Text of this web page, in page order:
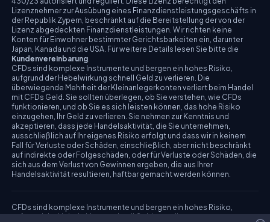
Lizenznehmer zur Ausübung eines Finanzdienstleistungsgeschäfts in
der Republik Zypern, beschränkt auf die Bereitstellung der von der
Lizenz abgedeckten Finanzdienstleistungen. Wir richten keine
Konten für Einwohner bestimmter Gerichtsbarkeiten ein, darunter
Japan, Kanada und die USA. Für weitere Details lesen Sie bitte die
Kundenvereinbarung
CFDs sind komplexe Instrumente und bergen ein hohes Risiko,
aufgrund der Hebelwirkung schnell Geld zu verlieren. Die
überwiegende Mehrheit der Kleinanlegerkonten verliert beim Handel
mit CFDs Geld. Sie sollten überlegen, ob Sie verstehen, wie CFDs
funktionieren, und ob Sie es sich leisten können, das hohe Risiko
einzugehen, Ihr Geld zu verlieren. Sie nehmen zur Kenntnis und
akzeptieren, dass jede Handelsaktivität, die Sie unternehmen,
ausschließlich auf Ihr eigenes Risiko erfolgt und dass wir in keinem
Fall für Verluste oder Schäden, einschließlich, aber nicht beschränkt
auf indirekte oder Folgeschäden, oder für Verluste oder Schäden, die
sich aus dem Verlust von Gewinnen ergeben, die aus Ihrer
Handelsaktivität resultieren, haftbar gemacht werden können.
CFDs sind komplexe Instrumente und bergen ein hohes Risiko,
aufgrund der Hebelwirkung schnell Geld zu verlieren.Die